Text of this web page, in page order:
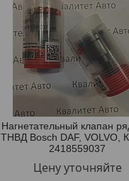
Нагнетательный клапан
ТНВД Bosch DAF, VOLVO,
2418559037
Цену уточняйте